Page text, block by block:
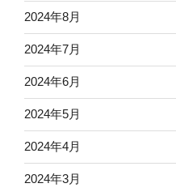
2024年8月
2024年7月
2024年6月
2024年5月
2024年4月
2024年3月